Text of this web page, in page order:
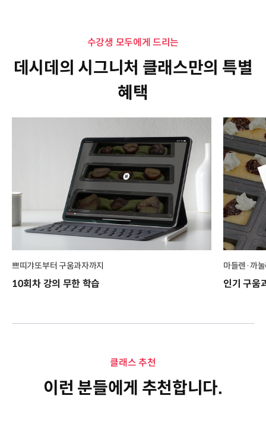
수강생 모두에게 드리는
데시데의 시그니처 클래스만의 특별
혜택
쁘띠갸또부터 구움과자까지
10회차 강의 무한 학습
마들렌·까
인기 구움
클래스 추천
이런 분들에게 추천합니다.